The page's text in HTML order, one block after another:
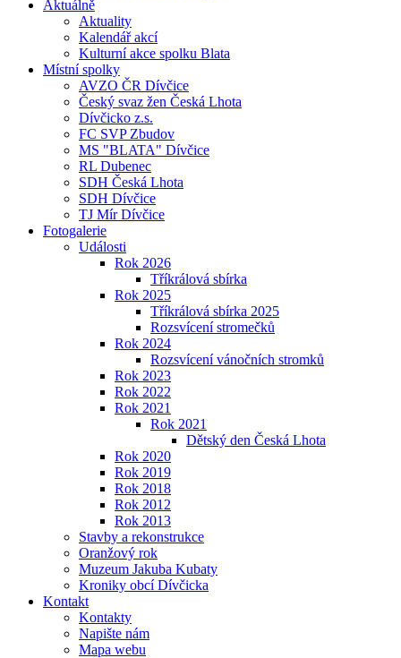
Aktuálně
Aktuality
Kalendář akcí
Kulturní akce spolku Blata
Místní spolky
AVZO ČR Dívčice
Český svaz žen Česká Lhota
Dívčicko z.s.
FC SVP Zbudov
MS "BLATA" Dívčice
RL Dubenec
SDH Česká Lhota
SDH Dívčice
TJ Mír Dívčice
Fotogalerie
Události
Rok 2026
Tříkrálová sbírka
Rok 2025
Tříkrálová sbírka 2025
Rozsvícení stromečků
Rok 2024
Rozsvícení vánočních stromků
Rok 2023
Rok 2022
Rok 2021
Rok 2021
Dětský den Česká Lhota
Rok 2020
Rok 2019
Rok 2018
Rok 2012
Rok 2013
Stavby a rekonstrukce
Oranžový rok
Muzeum Jakuba Kubaty
Kroniky obcí Dívčicka
Kontakt
Kontakty
Napište nám
Mapa webu